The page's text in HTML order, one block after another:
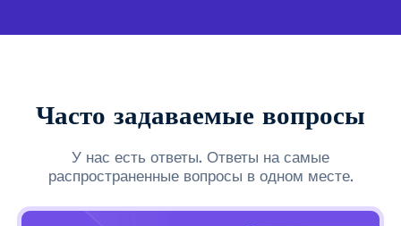
Часто задаваемые вопросы
У нас есть ответы. Ответы на самые
распространенные вопросы в одном месте.